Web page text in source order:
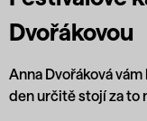
Dvořákovou
Anna Dvořáková
den určitě stojí za to